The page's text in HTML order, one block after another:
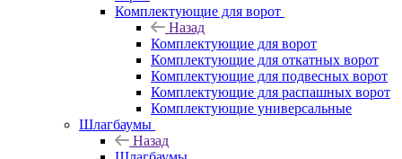
Комплектующие для ворот
Назад
Комплектующие для ворот
Комплектующие для откатных ворот
Комплектующие для подвесных ворот
Комплектующие для распашных ворот
Комплектующие универсальные
Шлагбаумы
Назад